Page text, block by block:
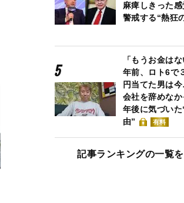
麻痺しきった
警戒する“熱狂
「もうお金は
年前、ロト6で
円当てた男は
会社を辞めな
年後に気づいた
由”
有料
記事ランキングの一覧